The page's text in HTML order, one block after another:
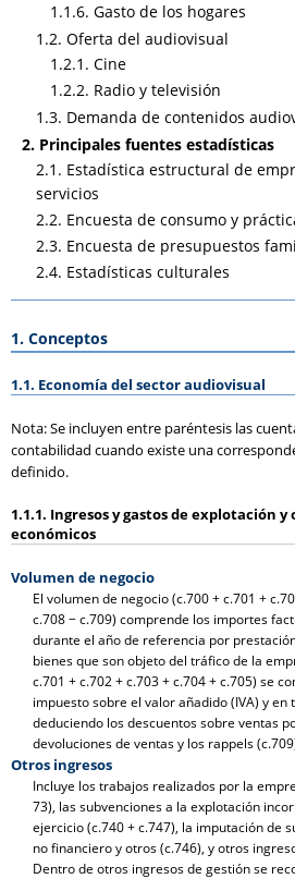
1.1.6. Gasto de los hogares
1.2. Oferta del audiovisual
1.2.1. Cine
1.2.2. Radio y televisión
1.3. Demanda de contenidos
2. Principales fuentes estadísticas
2.1. Estadística estructural de
servicios
2.2. Encuesta de consumo y
2.3. Encuesta de presupuestos
2.4. Estadísticas culturales
1. Conceptos
1.1. Economía del sector audiovisual
Nota: Se incluyen entre paréntesis las
contabilidad cuando existe una
definido.
1.1.1. Ingresos y gastos de explotación
económicos
Volumen de negocio
El volumen de negocio (c.700 + c.701 +
c.708 − c.709) comprende los importes
durante el año de referencia por
bienes que son objeto del tráfico de la
c.701 + c.702 + c.703 + c.704 + c.705) se
impuesto sobre el valor añadido (IVA) y en
deduciendo los descuentos sobre ventas
devoluciones de ventas y los rappels
Otros ingresos
Incluye los trabajos realizados por la
73), las subvenciones a la explotación
ejercicio (c.740 + c.747), la imputación de
no financiero y otros (c.746), y otros
Dentro de otros ingresos de gestión se